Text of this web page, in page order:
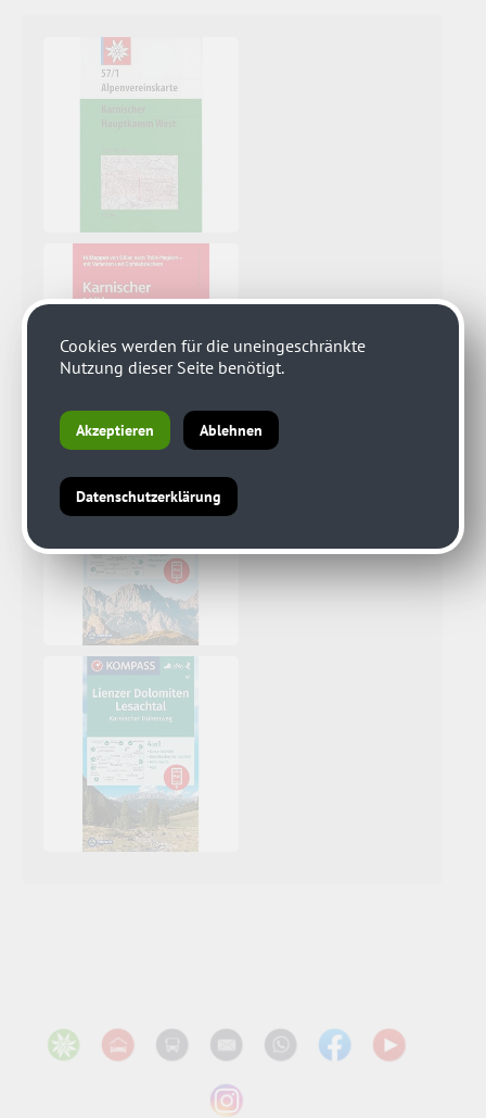
Cookies werden für die uneingeschränkte
Nutzung dieser Seite benötigt.
Akzeptieren Ablehnen
Datenschutzerklärung